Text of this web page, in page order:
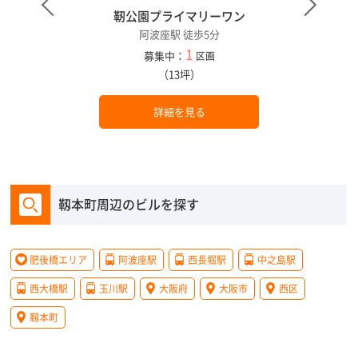
靭公園プライマリーワン
阿波座駅 徒歩5分
募集中： 1 区画
（13坪）
詳細を見る
靱本町周辺のビルを探す
肥後橋エリア 阿波座駅 西長堀駅 中之島駅
西大橋駅 玉川駅 大阪府 大阪市 西区
靱本町